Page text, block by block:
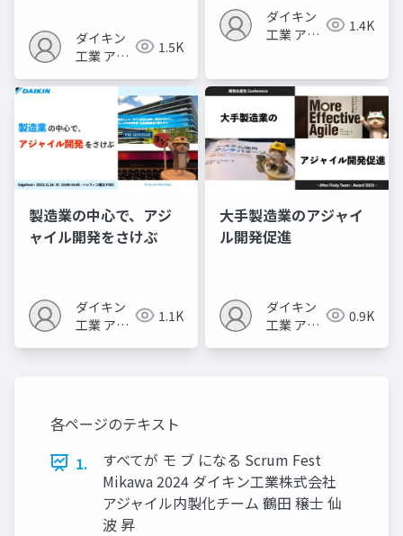
ダイキン
工業 アジ
製センタ
1.5K
ダイキン
工業 アジ
ー
1.4K
製造業の中心で、アジ
ャイル開発をさけぶ
ダイキン
工業 アジ
1.1K
大手製造業のアジャイ
ル開発促進
ダイキン
工業 アジ
0.9K
各ページのテキスト
1.
すべてが モ ブ になる Scrum Fest
Mikawa 2024 ダイキン工業株式会社
アジャイル内製化チーム 鶴田 穣士 仙
波 昇